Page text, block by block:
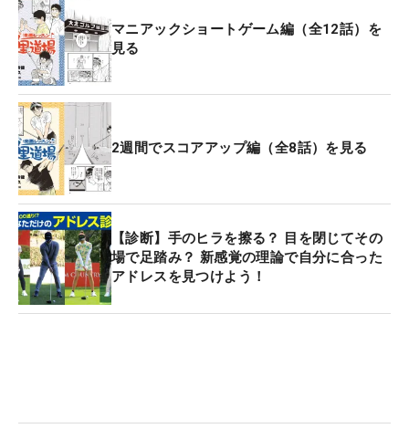
マニアックショートゲーム編（全12話）を
見る
2週間でスコアアップ編（全8話）を見る
【診断】手のヒラを擦る？ 目を閉じてその
場で足踏み？ 新感覚の理論で自分に合った
アドレスを見つけよう！